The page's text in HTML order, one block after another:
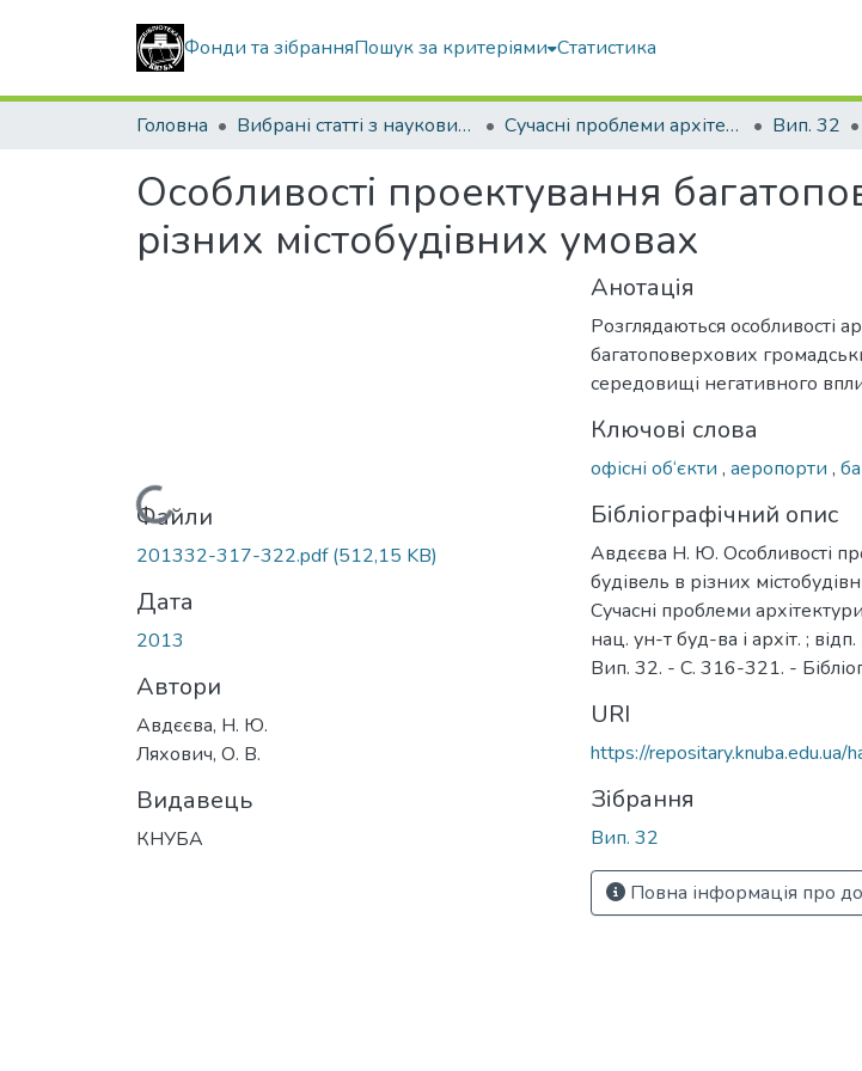
Фонди та зібранняПошук за критеріями Статистика
Головна Вибрані статті з наукових збірників КНУБА Сучасні проблеми архітектури та містобудування Вип. 32
Особливості проектування
різних містобудівних умовах
Вантажиться...
Файли
201332-317-322.pdf(512,15 KB)
Дата
2013
Автори
Авдєєва, Н. Ю.
Ляхович, О. В.
Видавець
КНУБА
Анотація
Розглядаються особливості
багатоповерхових
середовищі негативного
Ключові слова
офісні об‘єкти , аеропорти ,
Бібліографічний опис
Авдєєва Н. Ю. Особливості
будівель в різних
Сучасні проблеми
нац. ун-т буд-ва і архіт. ;
Вип. 32. - С. 316-321. -
URI
https://
Зібрання
Вип. 32
Повна інформація про